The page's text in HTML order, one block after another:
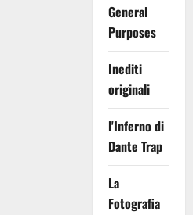
General
Purposes
Inediti
originali
l'Inferno di
Dante Trap
La
Fotografia